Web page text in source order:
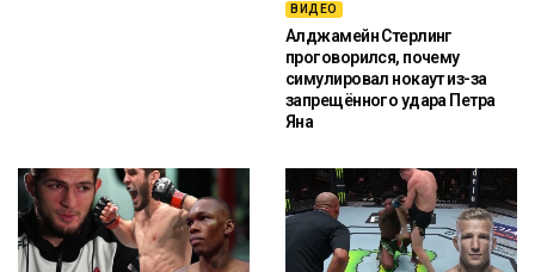
ВИДЕО
Алджамейн Стерлинг
проговорился, почему
симулировал нокаут из-за
запрещённого удара Петра
Яна